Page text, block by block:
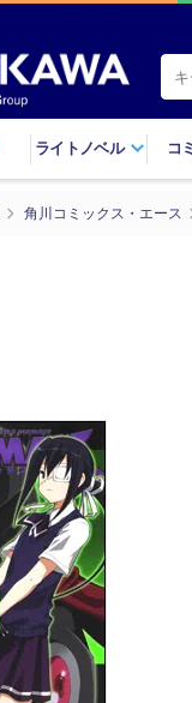
ライトノベル コ
角川コミックス・エース